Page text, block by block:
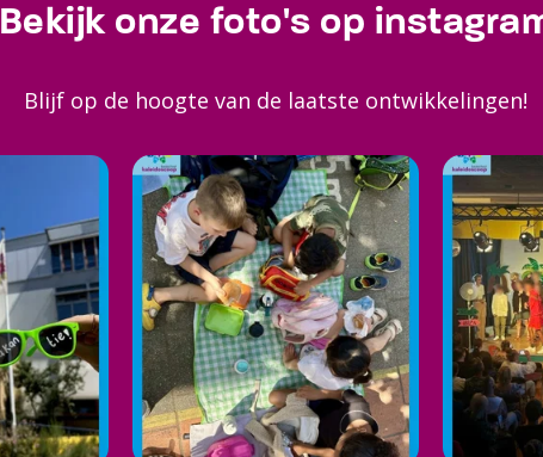
Bekijk onze foto's op
Blijf op de hoogte van de laatste ontwikkelingen!